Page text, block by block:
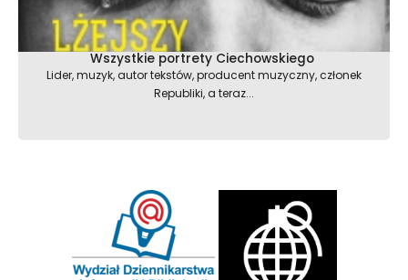
Wszystkie portrety Ciechowskiego
Lider, muzyk, autor tekstów, producent muzyczny, członek
Republiki, a teraz...